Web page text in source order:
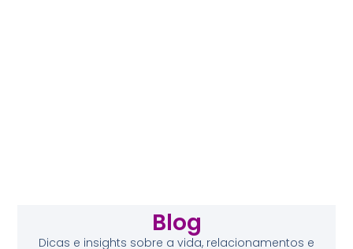
Blog
Dicas e insights sobre a vida, relacionamentos e